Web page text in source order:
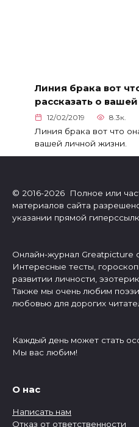
Линия брака вот
рассказать о
12/02/2019 8.3к.
Линия брака вот что
вашей личной жизни.
© 2016-2026 Полное или
материалов сайта
указании прямой
Онлайн-журнал Greatpicture
Интересные тесты,
развитии личности,
Также мы очень любим
любовью для дорогих
Каждый день может стать
Мы вас любим!
О нас
Написать нам
Отказ от ответственности